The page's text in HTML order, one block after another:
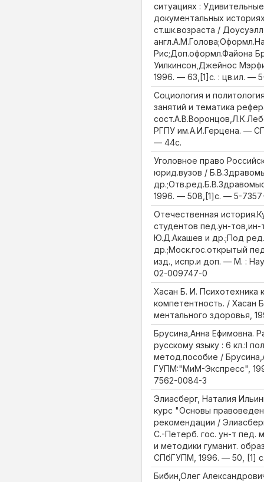
ситуациях :
документальных
ст.шк.возраста /
Рис;Доп.оформл.Файона
Уилкинсон,Джейнос
1996. — 63,[1]c. : цв.ил. —
Социология и
занятий и тематика
РГПУ им.А.И.Герцена. —
— 44с.
Уголовное право
юрид.вузов /
1996. — 508,[1]с. — 5-
Отечественная
студентов пед.ун-
Ю.Д.Акашев и др.;Под
др.;Моск.гос.открытый
изд., испр.и доп. — М. :
02-009747-0
Хасан Б. И. Психотехника
компетентность. / Хасан
ментального здоровья,
Брусина,Анна Ефимовна.
русскому языку : 6 кл.:I
метод.пособие /
ГУПМ:"МиМ-Экспресс",
7562-0084-3
Элиасберг, Наталия
курс "Основы
рекомендации /
С.-Петерб. гос. ун-т пед.
и методики гуманит.
СПбГУПМ, 1996. — 50, [1]
Бибин,Олег